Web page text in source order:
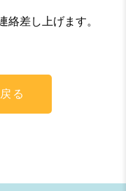
絡差し上げます。
る